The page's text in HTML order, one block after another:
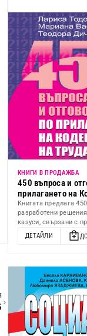
КНИГИ В ПРОДАЖБА
450 въпроса и
прилагането на
Книгата предлага
разработени
казуси, свързани с
ДЕТАЙЛИ